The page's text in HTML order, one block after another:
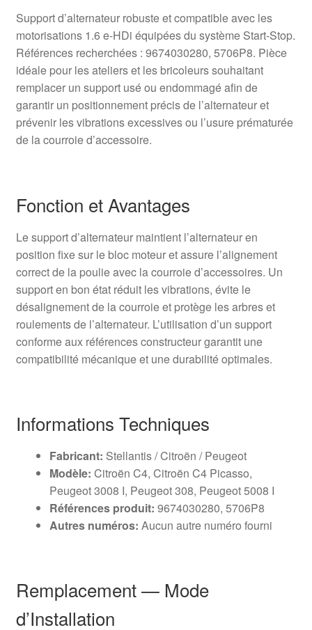
Support d’alternateur robuste et compatible avec les
motorisations 1.6 e-HDi équipées du système Start-Stop.
Références recherchées : 9674030280, 5706P8. Pièce
idéale pour les ateliers et les bricoleurs souhaitant
remplacer un support usé ou endommagé afin de
garantir un positionnement précis de l’alternateur et
prévenir les vibrations excessives ou l’usure prématurée
de la courroie d’accessoire.
Fonction et Avantages
Le support d’alternateur maintient l’alternateur en
position fixe sur le bloc moteur et assure l’alignement
correct de la poulie avec la courroie d’accessoires. Un
support en bon état réduit les vibrations, évite le
désalignement de la courroie et protège les arbres et
roulements de l’alternateur. L’utilisation d’un support
conforme aux références constructeur garantit une
compatibilité mécanique et une durabilité optimales.
Informations Techniques
Fabricant: Stellantis / Citroën / Peugeot
Modèle: Citroën C4, Citroën C4 Picasso,
Peugeot 3008 I, Peugeot 308, Peugeot 5008 I
Références produit: 9674030280, 5706P8
Autres numéros: Aucun autre numéro fourni
Remplacement — Mode
d’Installation